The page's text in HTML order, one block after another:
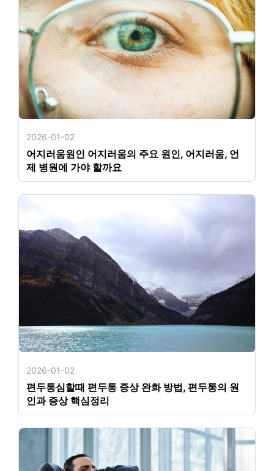
2026-01-02
어지러움원인 어지러움의 주요 원인, 어지러움, 언
제 병원에 가야 할까요
2026-01-02
편두통심할때 편두통 증상 완화 방법, 편두통의 원
인과 증상 핵심정리